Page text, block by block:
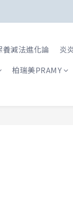
養減法進化論
炎
柏瑞美PRAMY